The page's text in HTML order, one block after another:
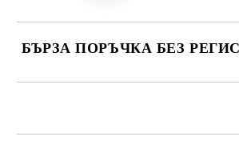
БЪРЗА ПОРЪЧКА БЕЗ